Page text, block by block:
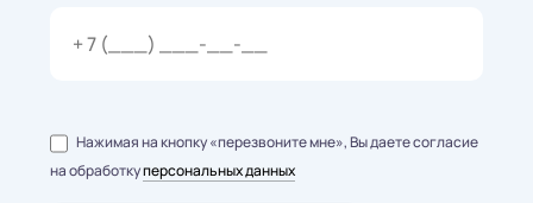
Нажимая на кнопку «перезвоните мне», Вы даете согласие
на обработкуперсональных данных